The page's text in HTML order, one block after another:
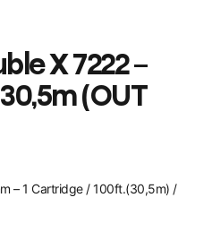
X 7222 –
(OUT
– 1 Cartridge / 100ft.(30,5m) /